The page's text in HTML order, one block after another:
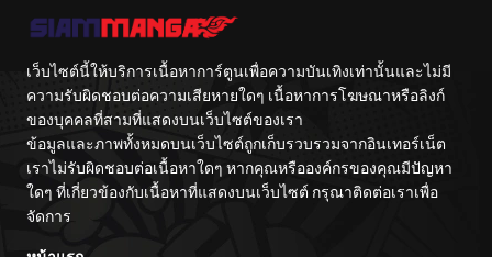
ตอนที่ 43
ตอนที่ 42 09/20/2025
ตอนที่ 41 09/20/2025
ตอนที่ 40
จักรพรรดิเทพดาบ
ผงาดเหนือชาติภพ
เว็บไซต์นี้ให้บริการเนื้อหาการ์ตูนเพื่อความบันเทิงเท่านั้นและไม่มี
ความรับผิดชอบต่อความเสียหายใดๆ เนื้อหาการโฆษณาหรือลิงก์
ของบุคคลที่สามที่แสดงบนเว็บไซต์ของเรา
ข้อมูลและภาพทั้งหมดบนเว็บไซต์ถูกเก็บรวบรวมจากอินเทอร์เน็ต
เราไม่รับผิดชอบต่อเนื้อหาใดๆ หากคุณหรือองค์กรของคุณมีปัญหา
ใดๆ ที่เกี่ยวข้องกับเนื้อหาที่แสดงบนเว็บไซต์ กรุณาติดต่อเราเพื่อ
จัดการ